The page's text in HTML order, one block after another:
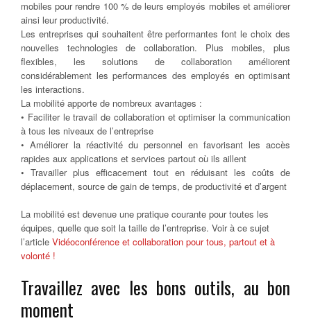
mobiles pour rendre 100 % de leurs employés mobiles et améliorer
ainsi leur productivité.
Les entreprises qui souhaitent être performantes font le choix des
nouvelles technologies de collaboration. Plus mobiles, plus
flexibles, les solutions de collaboration améliorent
considérablement les performances des employés en optimisant
les interactions.
La mobilité apporte de nombreux avantages :
• Faciliter le travail de collaboration et optimiser la communication
à tous les niveaux de l’entreprise
• Améliorer la réactivité du personnel en favorisant les accès
rapides aux applications et services partout où ils aillent
• Travailler plus efficacement tout en réduisant les coûts de
déplacement, source de gain de temps, de productivité et d’argent
La mobilité est devenue une pratique courante pour toutes les
équipes, quelle que soit la taille de l’entreprise. Voir à ce sujet
l’article Vidéoconférence et collaboration pour tous, partout et à
volonté !
Travaillez avec les bons outils, au bon
moment